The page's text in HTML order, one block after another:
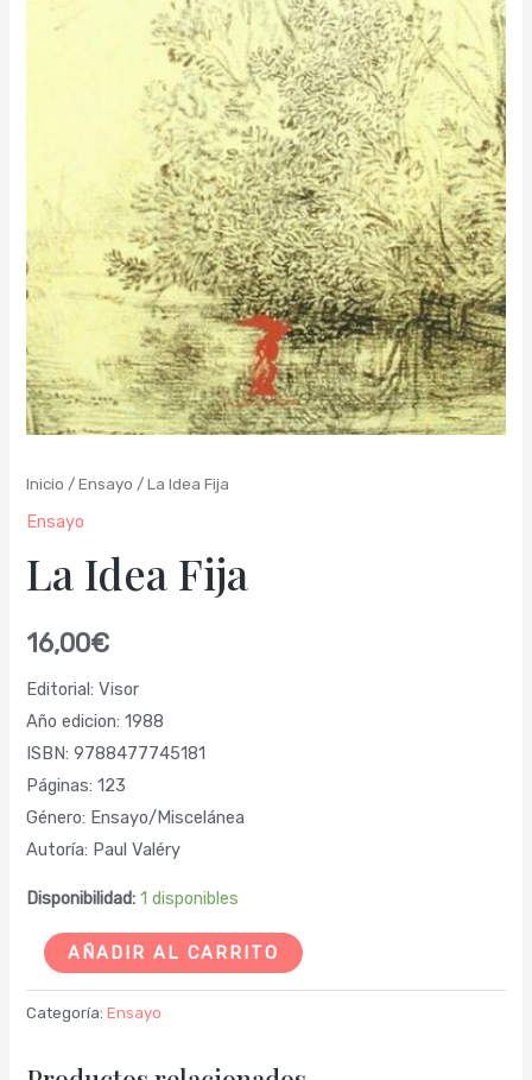
Inicio /Ensayo / La Idea Fija
Ensayo
La Idea Fija
16,00€
Editorial: Visor
Año edicion: 1988
ISBN: 9788477745181
Páginas: 123
Género: Ensayo/Miscelánea
Autoría: Paul Valéry
Disponibilidad: 1 disponibles
AÑADIR AL CARRITO
Categoría:Ensayo